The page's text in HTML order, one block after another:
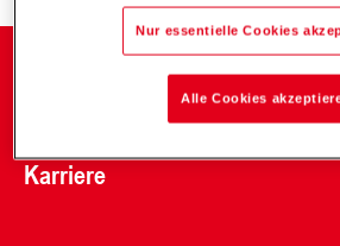
Karriere
Nur essentielle Cookies
Alle Cookies